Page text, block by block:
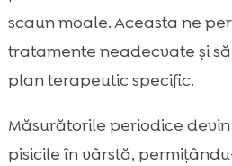
scaun moale. Aceasta ne
tratamente neadecvate și
plan terapeutic specific.
Măsurătorile periodice
pisicile în vârstă,